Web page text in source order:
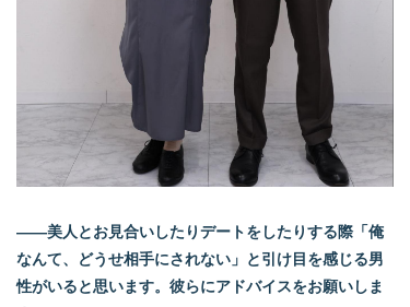
――美人とお見合いしたりデートをしたりする際「俺
なんて、どうせ相手にされない」と引け目を感じる男
性がいると思います。彼らにアドバイスをお願いしま